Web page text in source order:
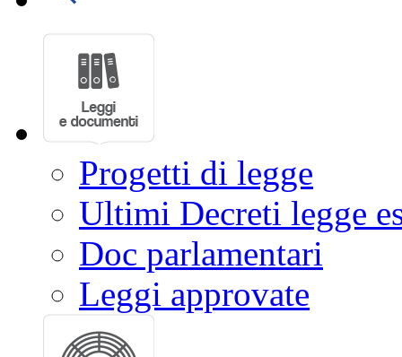
Progetti di legge
Ultimi Decreti legge
Doc parlamentari
Leggi approvate